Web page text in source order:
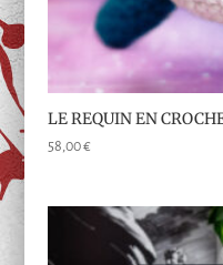
LE REQUIN EN
58,00€